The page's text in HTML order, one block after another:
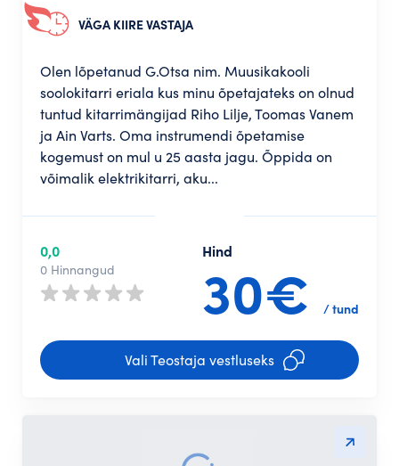
VÄGA KIIRE VASTAJA
Olen lõpetanud G.Otsa nim. Muusikakooli
soolokitarri eriala kus minu õpetajateks on olnud
tuntud kitarrimängijad Riho Lilje, Toomas Vanem
ja Ain Varts. Oma instrumendi õpetamise
kogemust on mul u 25 aasta jagu. Õppida on
võimalik elektrikitarri, aku...
Vali Teostaja vestluseks
Hind
30€ / tund
0,0
0 Hinnangud